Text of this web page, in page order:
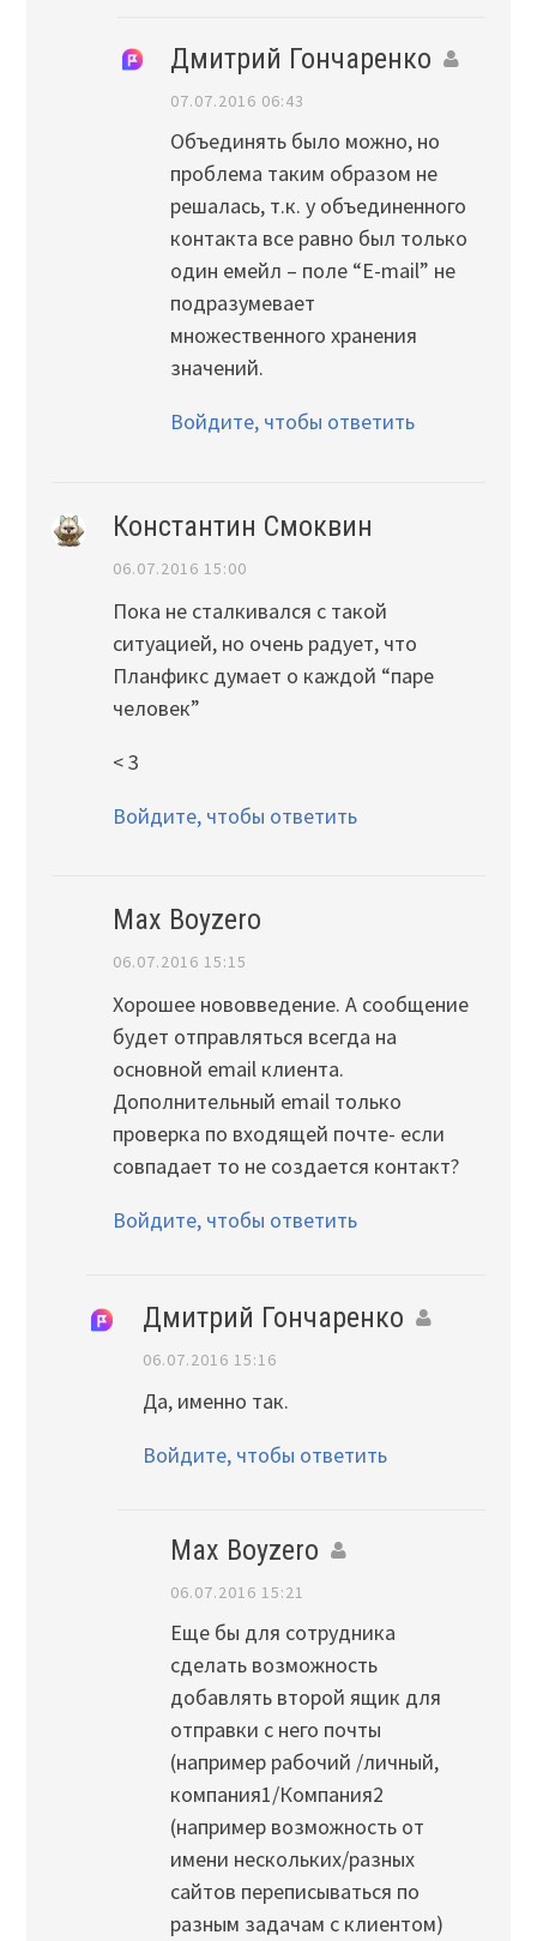
Дмитрий Гончаренко
07.07.2016 06:43
Объединять было можно, но
проблема таким образом не
решалась, т.к. у объединенного
контакта все равно был только
один емейл – поле “E-mail” не
подразумевает
множественного хранения
значений.
Войдите, чтобы ответить
Константин Смоквин
06.07.2016 15:00
Пока не сталкивался с такой
ситуацией, но очень радует, что
Планфикс думает о каждой “паре
человек”
< 3
Войдите, чтобы ответить
Max Boyzero
06.07.2016 15:15
Хорошее нововведение. А сообщение
будет отправляться всегда на
основной email клиента.
Дополнительный email только
проверка по входящей почте- если
совпадает то не создается контакт?
Войдите, чтобы ответить
Дмитрий Гончаренко
06.07.2016 15:16
Да, именно так.
Войдите, чтобы ответить
Max Boyzero
06.07.2016 15:21
Еще бы для сотрудника
сделать возможность
добавлять второй ящик для
отправки с него почты
(например рабочий /личный,
компания1/Компания2
(например возможность от
имени нескольких/разных
сайтов переписываться по
разным задачам с клиентом)